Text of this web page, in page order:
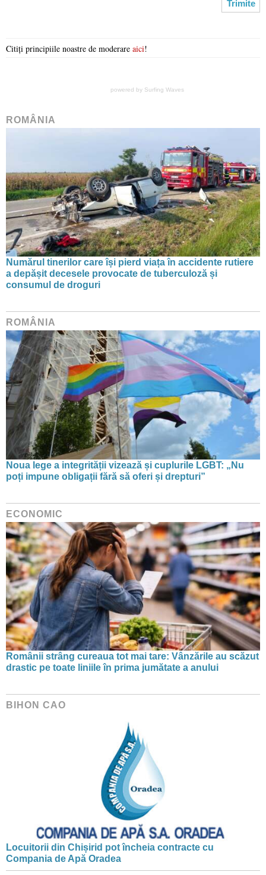
Citiți principiile noastre de moderare aici!
powered by Surfing Waves
ROMÂNIA
Numărul tinerilor care își pierd viața în accidente rutiere
a depășit decesele provocate de tuberculoză și
consumul de droguri
ROMÂNIA
Noua lege a integrității vizează și cuplurile LGBT: „Nu
poți impune obligații fără să oferi și drepturi”
ECONOMIC
Românii strâng cureaua tot mai tare: Vânzările au scăzut
drastic pe toate liniile în prima jumătate a anului
BIHON CAO
Locuitorii din Chișirid pot încheia contracte cu
Compania de Apă Oradea